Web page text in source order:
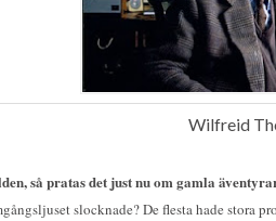
Wilfreid
så pratas det just nu om gamla
slocknade? De flesta hade stora